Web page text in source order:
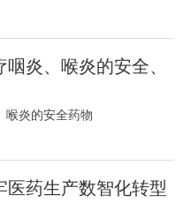
炎、喉炎的安全、
喉炎的安全药物
药生产数智化转型